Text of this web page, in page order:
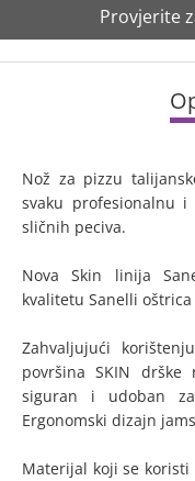
Provjerite
Nož za pizzu
svaku profesionalnu
sličnih peciva.
Nova Skin linija
kvalitetu Sanelli
Zahvaljujući
površina SKIN
siguran i udoban
Ergonomski dizajn
Materijal koji se